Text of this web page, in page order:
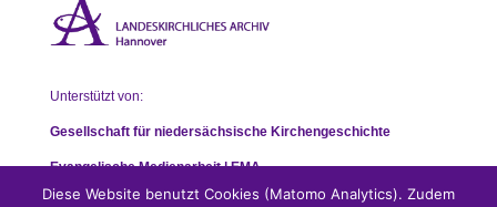
Unterstützt von:
Gesellschaft für niedersächsische Kirchengeschichte
Evangelische Medienarbeit | EMA
Diese Website benutzt Cookies (Matomo Analytics). Zudem